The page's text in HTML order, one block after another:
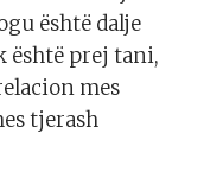
është dalje
është prej tani,
mes
tjerash